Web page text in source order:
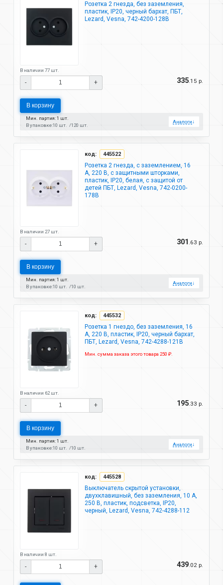
Розетка 2 гнезда, без заземления,
пластик, IP20, черный бархат, ПБТ,
Lezard, Vesna, 742-4200-128B
В наличии 77 шт.
- + 335.15 р.
В корзину
Мин. партия: 1 шт.
В упаковке:10 шт. 120 шт.
Аналоги↓
код: 445522
Розетка 2 гнезда, с заземлением, 16
А, 220 В, с защитными шторками,
пластик, IP20, белая, с защитой от
детей ПБТ, Lezard, Vesna, 742-0200-
178B
В наличии 27 шт.
- + 301 .63 р.
В корзину
Мин. партия: 1 шт.
В упаковке:10 шт. 10 шт.
Аналоги↓
код: 445532
Розетка 1 гнездо, без заземления, 16
А, 220 В, пластик, IP20, черный бархат,
ПБТ, Lezard, Vesna, 742-4288-121B
Мин. сумма заказа этого товара 250 ₽.
В наличии 62 шт.
- + 195.33 р.
В корзину
Мин. партия: 1 шт.
В упаковке:10 шт. 10 шт.
Аналоги↓
код: 445528
Выключатель скрытой установки,
двухклавишный, без заземления, 10 А,
250 В, пластик, подсветка, IP20,
черный, Lezard, Vesna, 742-4288-112
В наличии 8 шт.
- + 439.02 р.